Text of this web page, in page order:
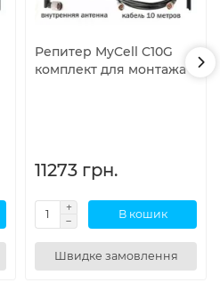
Репитер MyCell C10G
комплект для монтажа
11273 грн.
В кошик
Швидке замовлення